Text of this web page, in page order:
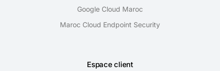
Google Cloud Maroc
Maroc Cloud Endpoint Security
Espace client